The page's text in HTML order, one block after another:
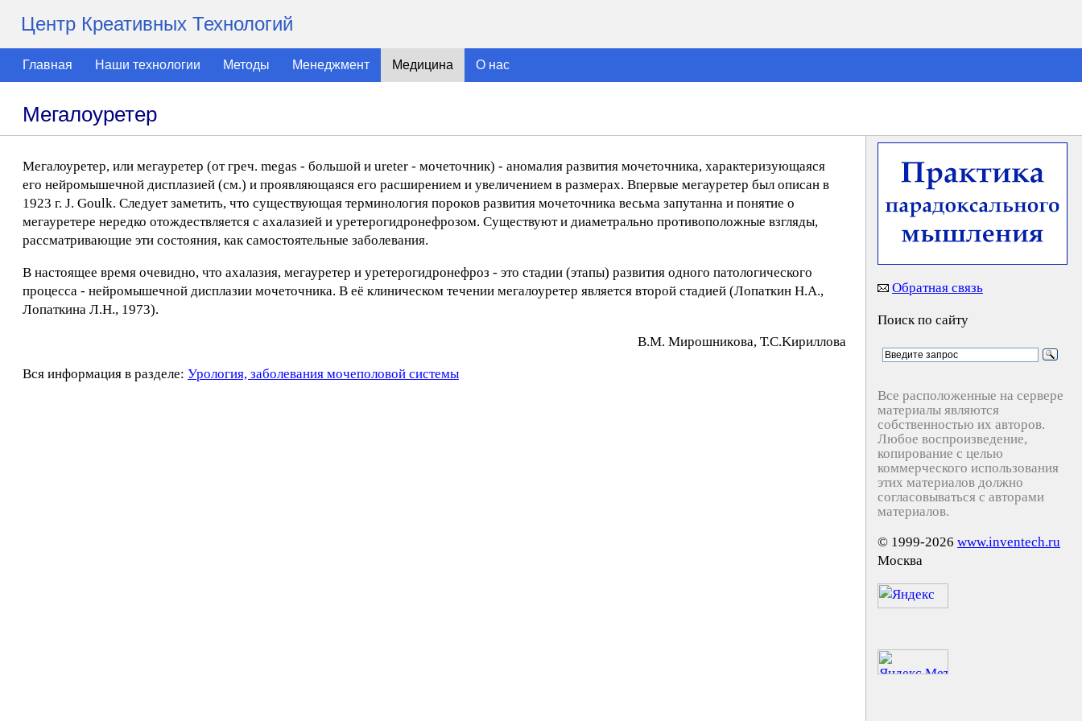
Центр Креативных Технологий
Главная Наши технологии Методы Менеджмент Медицина О нас
Мегалоуретер
Мегалоуретер, или мегауретер (от греч. megas - большой и ureter - мочеточник) - аномалия развития мочеточника, характеризующаяся
его нейромышечной дисплазией (см.) и проявляющаяся его расширением и увеличением в размерах. Впервые мегауретер был описан в
1923 г. J. Goulk. Следует заметить, что существующая терминология пороков развития мочеточника весьма запутанна и понятие о
мегауретере нередко отождествляется с ахалазией и уретерогидронефрозом. Существуют и диаметрально противоположные взгляды,
рассматривающие эти состояния, как самостоятельные заболевания.
В настоящее время очевидно, что ахалазия, мегауретер и уретерогидронефроз - это стадии (этапы) развития одного патологического
процесса - нейромышечной дисплазии мочеточника. В её клиническом течении мегалоуретер является второй стадией (Лопаткин Н.А.,
Лопаткина Л.Н., 1973).
В.М. Mиpoшникoвa, Т.С.Kиpиллoвa
Вся информация в разделе: Урология, заболевания мочеполовой системы
Обратная связь
Поиск по сайту
Все расположенные на сервере
материалы являются
собственностью их авторов.
Любое воспроизведение,
копирование с целью
коммерческого использования
этих материалов должно
согласовываться с авторами
материалов.
© 1999-2026 www.inventech.ru
Москва